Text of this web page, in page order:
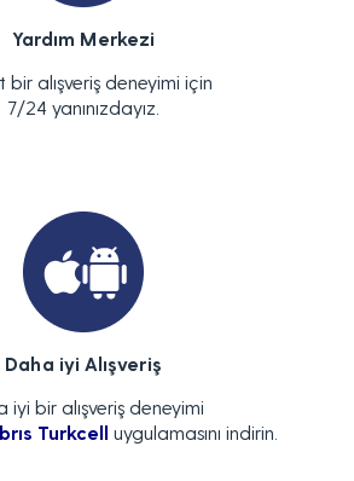
Yardım Merkezi
bir alışveriş deneyimi için
7/24 yanınızdayız.
Daha iyi Alışveriş
iyi bir alışveriş deneyimi
Turkcell uygulamasını indirin.